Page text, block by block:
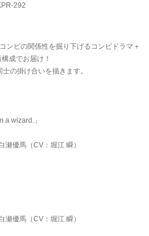
292
ンビの関係性を掘り下げるコンビドラマ＋
成でお届け！
の掛け合いを描きます。
a wizard.」
優馬（CV：堀江 瞬）
優馬（CV：堀江 瞬）